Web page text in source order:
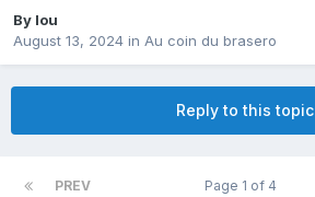
By lou
August 13, 2024 in Au coin du brasero
Reply to this topic
PREV Page 1 of 4